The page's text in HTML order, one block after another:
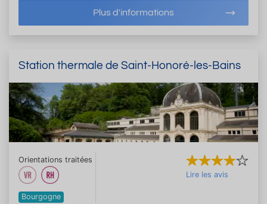
Plus d'informations
Station thermale de Saint-Honoré-les-Bains
Orientations traitées
Bourgogne
Lire les avis